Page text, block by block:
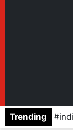
Trending